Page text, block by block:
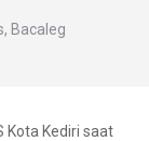
Bacaleg
Kota Kediri saat